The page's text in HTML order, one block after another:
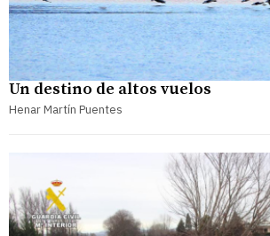
Un destino de altos vuelos
Henar Martín Puentes